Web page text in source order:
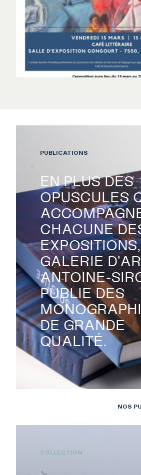
Monographies Solstice de Bertrand
EN PLUS DES
OPUSCULES
CHACUNE
GALERIE
ANTOINE-
PUBLIE DES
DE GRANDE
QUALITÉ.
PUBLICATIONS
NOS
COLLECTION